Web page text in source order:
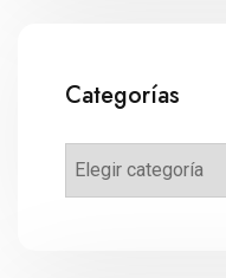
Categorías